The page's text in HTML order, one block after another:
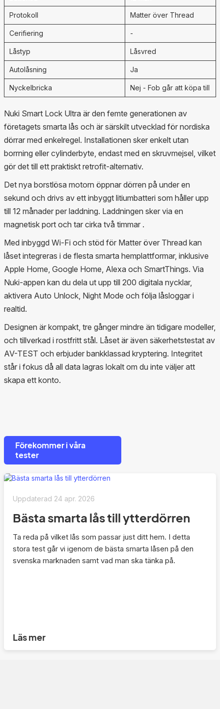
Protokoll Matter över Thread
Cerifiering -
Låstyp Låsvred
Autolåsning Ja
Nyckelbricka Nej - Fob går att köpa till
Nuki Smart Lock Ultra är den femte generationen av
företagets smarta lås och är särskilt utvecklad för nordiska
dörrar med enkelregel. Installationen sker enkelt utan
borrning eller cylinderbyte, endast med en skruvmejsel, vilket
gör det till ett praktiskt retrofit-alternativ.
Det nya borstlösa motorn öppnar dörren på under en
sekund och drivs av ett inbyggt litiumbatteri som håller upp
till 12 månader per laddning. Laddningen sker via en
magnetisk port och tar cirka två timmar .
Med inbyggd Wi-Fi och stöd för Matter över Thread kan
låset integreras i de flesta smarta hemplattformar, inklusive
Apple Home, Google Home, Alexa och SmartThings. Via
Nuki-appen kan du dela ut upp till 200 digitala nycklar,
aktivera Auto Unlock, Night Mode och följa låsloggar i
realtid.
Designen är kompakt, tre gånger mindre än tidigare modeller,
och tillverkad i rostfritt stål. Låset är även säkerhetstestat av
AV-TEST och erbjuder bankklassad kryptering. Integritet
står i fokus då all data lagras lokalt om du inte väljer att
skapa ett konto.
Förekommer i våra
tester
Uppdaterad 24 apr. 2026
Bästa smarta lås till ytterdörren
Ta reda på vilket lås som passar just ditt hem. I detta
stora test går vi igenom de bästa smarta låsen på den
svenska marknaden samt vad man ska tänka på.
Läs mer